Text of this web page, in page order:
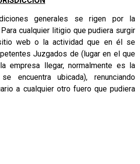
generales se rigen por la
cualquier litigio que pudiera surgir
web o la actividad que en él se
Juzgados de (lugar en el que
empresa llegar, normalmente es la
encuentra ubicada), renunciando
a cualquier otro fuero que pudiera